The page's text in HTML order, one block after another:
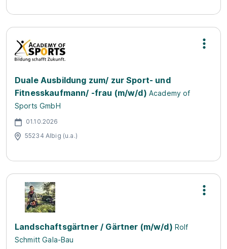
Duale Ausbildung zum/ zur Sport- und
Fitnesskaufmann/ -frau (m/w/d) Academy of
Sports GmbH
01.10.2026
55234 Albig (u.a.)
Landschaftsgärtner / Gärtner (m/w/d) Rolf
Schmitt Gala-Bau